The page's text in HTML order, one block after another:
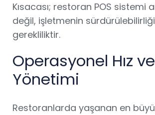
Kısacası; restoran POS sistemi
değil, işletmenin
gerekliliktir.
Operasyonel Hız
Yönetimi
Restoranlarda yaşanan en